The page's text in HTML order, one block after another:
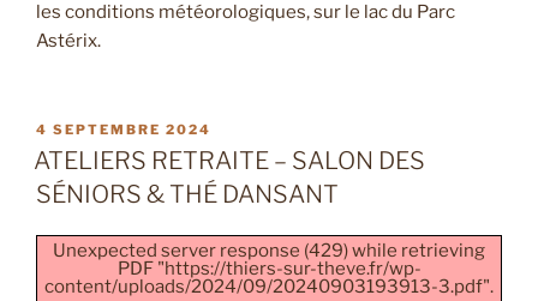
les conditions météorologiques, sur le lac du Parc
Astérix.
PUBLIÉ
LE
4 SEPTEMBRE 2024
ATELIERS RETRAITE – SALON DES
SÉNIORS & THÉ DANSANT
Unexpected server response (429) while retrieving
PDF "https://thiers-sur-theve.fr/wp-
content/uploads/2024/09/20240903193913-3.pdf".